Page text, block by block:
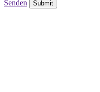
Senden